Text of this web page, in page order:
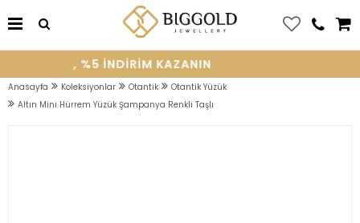
OLUN, %5 INDIRIM KAZANIN
Anasayfa Koleksiyonlar Otantik
Otantik Yüzük
Altın Mini Hürrem Yüzük Şampanya Renkli Taşlı